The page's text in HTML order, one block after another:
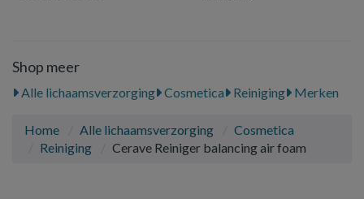
Shop meer
Alle lichaamsverzorging Cosmetica Reiniging Merken
Home Alle lichaamsverzorging
Cosmetica
Reiniging
Cerave Reiniger balancing air foam